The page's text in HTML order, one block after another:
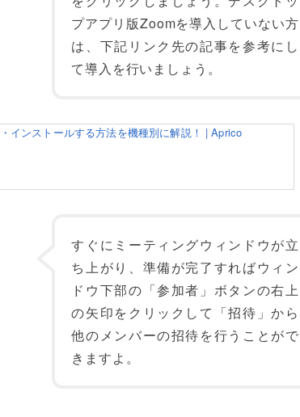
プアプリ版Zoomを導入していない方
は、下記リンク先の記事を参考にし
て導入を行いましょう。
インストールする方法を機種別に解説！ | Aprico
すぐにミーティングウィンドウが立
ち上がり、準備が完了すればウィン
ドウ下部の「参加者」ボタンの右上
の矢印をクリックして「招待」から
他のメンバーの招待を行うことがで
きますよ。